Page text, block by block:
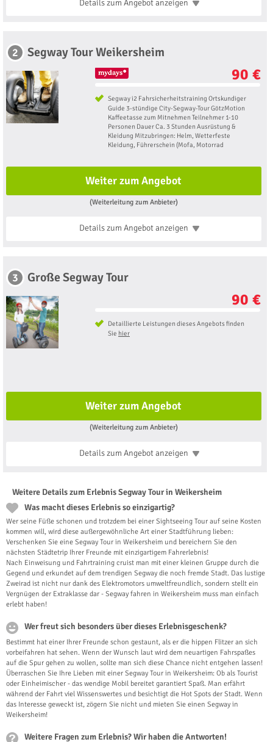
Details zum Angebotanzeigen
2 Segway Tour Weikersheim
90 €
Segway i2 Fahrsicherheitstraining Ortskundiger
Guide 3-stündige City-Segway-Tour GötzMotion
Kaffeetasse zum Mitnehmen Teilnehmer 1-10
Personen Dauer Ca. 3 Stunden Ausrüstung &
Kleidung Mitzubringen: Helm, Wetterfeste
Kleidung, Führerschein (Mofa, Motorrad
Weiter zum Angebot
(Weiterleitung zum Anbieter)
Details zum Angebotanzeigen
3 Große Segway Tour
90 €
Detaillierte Leistungen dieses Angebots finden
Sie hier
Weiter zum Angebot
(Weiterleitung zum Anbieter)
Details zum Angebotanzeigen
Weitere Details zum Erlebnis Segway Tour in Weikersheim
Was macht dieses Erlebnis so einzigartig?
Wer seine Füße schonen und trotzdem bei einer Sightseeing Tour auf seine Kosten
kommen will, wird diese außergewöhnliche Art einer Stadtführung lieben:
Verschenken Sie eine Segway Tour in Weikersheim und bereichern Sie den
nächsten Städtetrip Ihrer Freunde mit einzigartigem Fahrerlebnis!
Nach Einweisung und Fahrtraining cruist man mit einer kleinen Gruppe durch die
Gegend und erkundet auf dem trendigen Segway die noch fremde Stadt. Das lustige
Zweirad ist nicht nur dank des Elektromotors umweltfreundlich, sondern stellt ein
Vergnügen der Extraklasse dar - Segway fahren in Weikersheim muss man einfach
erlebt haben!
Wer freut sich besonders über dieses Erlebnisgeschenk?
Bestimmt hat einer Ihrer Freunde schon gestaunt, als er die hippen Flitzer an sich
vorbeifahren hat sehen. Wenn der Wunsch laut wird dem neuartigen Fahrspaßes
auf die Spur gehen zu wollen, sollte man sich diese Chance nicht entgehen lassen!
Überraschen Sie Ihre Lieben mit einer Segway Tour in Weikersheim: Ob als Tourist
oder Einheimischer - das wendige Mobil bereitet garantiert Spaß. Man erfährt
während der Fahrt viel Wissenswertes und besichtigt die Hot Spots der Stadt. Wenn
das Interesse geweckt ist, zögern Sie nicht und mieten Sie einen Segway in
Weikersheim!
Weitere Fragen zum Erlebnis? Wir haben die Antworten!